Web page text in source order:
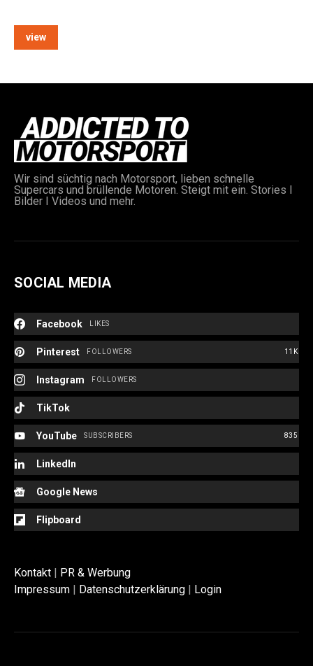
view
Wir sind süchtig nach Motorsport, lieben schnelle
Supercars und brüllende Motoren. Steigt mit ein. Stories I
Bilder I Videos und mehr.
SOCIAL MEDIA
Facebook LIKES
Pinterest 11K
FOLLOWERS
Instagram FOLLOWERS
TikTok
YouTube 835
SUBSCRIBERS
LinkedIn
Google News
Flipboard
Kontakt | PR & Werbung
Impressum | Datenschutzerklärung | Login